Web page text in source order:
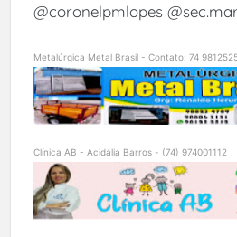
@coronelpmlopes
Metalúrgica Metal Brasil - Contato: 74
Clínica AB - Acidália Barros - (74) 974001112